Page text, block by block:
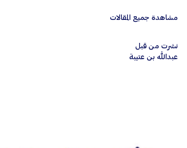
مشاهدة جميع المقالات
نشرت من قبل
عبدالله بن عتيبة